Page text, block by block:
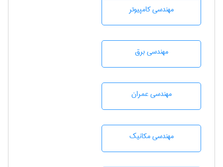
مهندسی كامپيوتر
مهندسی برق
مهندسی عمران
مهندسی مکانیک